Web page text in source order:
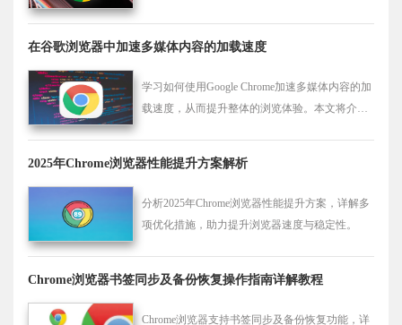
在谷歌浏览器中加速多媒体内容的加载速度
学习如何使用Google Chrome加速多媒体内容的加
载速度，从而提升整体的浏览体验。本文将介绍
2025年Chrome浏览器性能提升方案解析
分析2025年Chrome浏览器性能提升方案，详解多
项优化措施，助力提升浏览器速度与稳定性。
Chrome浏览器书签同步及备份恢复操作指南详解教程
Chrome浏览器支持书签同步及备份恢复功能，详